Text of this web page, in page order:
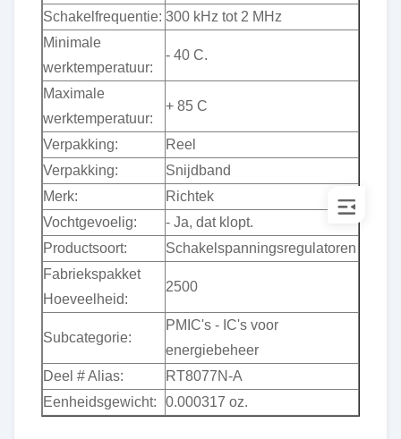
Schakelfrequentie: 300 kHz tot 2 MHz
Minimale
werktemperatuur:
- 40 C.
Maximale
werktemperatuur:
+ 85 C
Verpakking:
Reel
Verpakking:
Snijdband
Merk:
Richtek
Vochtgevoelig:
- Ja, dat klopt.
Productsoort:
Schakelspanningsregulatoren
Fabriekspakket
Hoeveelheid:
2500
Subcategorie:
PMIC's - IC's voor
energiebeheer
Deel # Alias:
RT8077N-A
Eenheidsgewicht:
0.000317 oz.